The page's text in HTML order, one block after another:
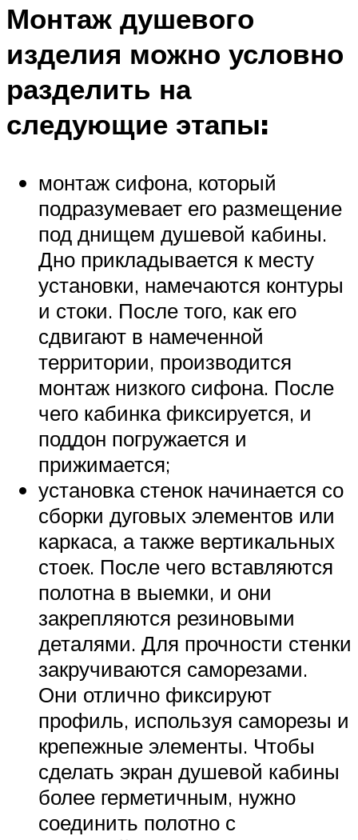
Монтаж душевого
изделия можно условно
разделить на
следующие этапы:
монтаж сифона, который
подразумевает его размещение
под днищем душевой кабины.
Дно прикладывается к месту
установки, намечаются контуры
и стоки. После того, как его
сдвигают в намеченной
территории, производится
монтаж низкого сифона. После
чего кабинка фиксируется, и
поддон погружается и
прижимается;
установка стенок начинается со
сборки дуговых элементов или
каркаса, а также вертикальных
стоек. После чего вставляются
полотна в выемки, и они
закрепляются резиновыми
деталями. Для прочности стенки
закручиваются саморезами.
Они отлично фиксируют
профиль, используя саморезы и
крепежные элементы. Чтобы
сделать экран душевой кабины
более герметичным, нужно
соединить полотно с